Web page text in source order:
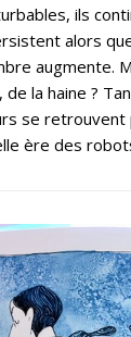
ils
alors
augmente.
la haine ?
se
ère des